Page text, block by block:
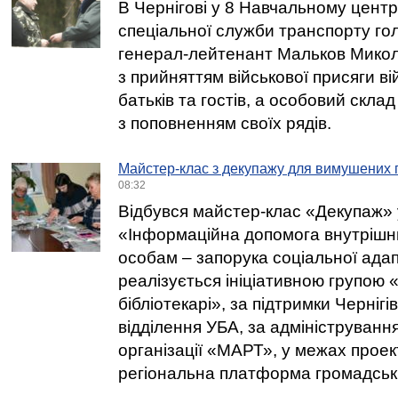
В Чернігові у 8 Навчальному
спеціальної служби транспорту
генерал-лейтенант Мальков
з прийняттям військової присяги
батьків та гостів, а особовий
з поповненням своїх рядів.
Майстер-клас з декупажу для вимушених
08:32
Відбувся майстер-клас «Декупаж»
«Інформаційна допомога
особам – запорука соціальної
реалізується ініціативною групою
бібліотекарі», за підтримки
відділення УБА, за
організації «МАРТ», у межах
регіональна платформа